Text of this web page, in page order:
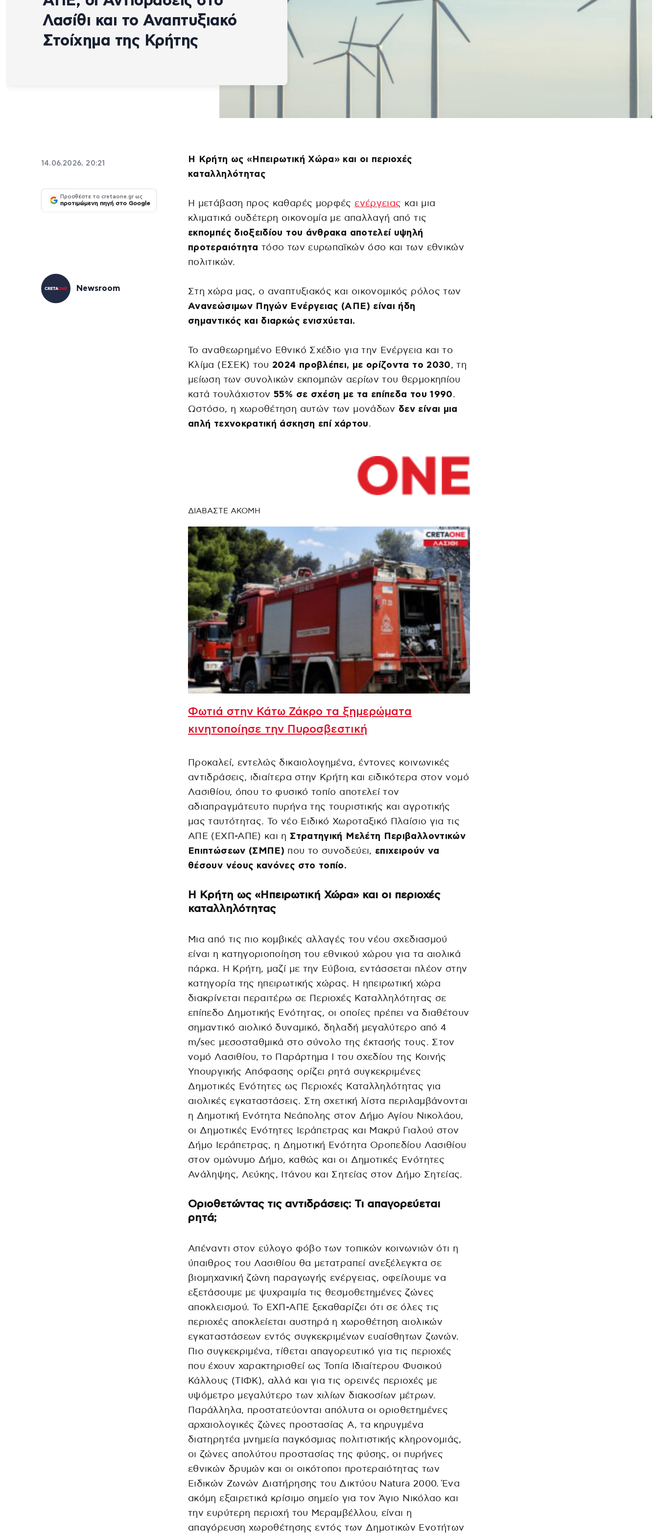
Λασίθι και το Αναπτυξιακό
Στοίχημα της Κρήτης
14.06.2026, 20:21
Προσθέστε το cretaone.gr ως
προτιμώμενη πηγή στο Google
Newsroom
Η Κρήτη ως «Ηπειρωτική Χώρα» και οι περιοχές
καταλληλότητας
Η μετάβαση προς καθαρές μορφές ενέργειας και μια
κλιματικά ουδέτερη οικονομία με απαλλαγή από τις
εκπομπές διοξειδίου του άνθρακα αποτελεί υψηλή
προτεραιότητα τόσο των ευρωπαϊκών όσο και των εθνικών
πολιτικών.
Στη χώρα μας, ο αναπτυξιακός και οικονομικός ρόλος των
Ανανεώσιμων Πηγών Ενέργειας (ΑΠΕ) είναι ήδη
σημαντικός και διαρκώς ενισχύεται.
Το αναθεωρημένο Εθνικό Σχέδιο για την Ενέργεια και το
Κλίμα (ΕΣΕΚ) του 2024 προβλέπει, με ορίζοντα το 2030, τη
μείωση των συνολικών εκπομπών αερίων του θερμοκηπίου
κατά τουλάχιστον55% σε σχέση με τα επίπεδα του 1990.
Ωστόσο, η χωροθέτηση αυτών των μονάδων δεν είναι μια
απλή τεχνοκρατική άσκηση επί χάρτου.
ΔΙΑΒΑΣΤΕ ΑΚΟΜΗ
Φωτιά στην Κάτω Ζάκρο τα ξημερώματα
κινητοποίησε την Πυροσβεστική
Προκαλεί, εντελώς δικαιολογημένα, έντονες κοινωνικές
αντιδράσεις, ιδιαίτερα στην Κρήτη και ειδικότερα στον νομό
Λασιθίου, όπου το φυσικό τοπίο αποτελεί τον
αδιαπραγμάτευτο πυρήνα της τουριστικής και αγροτικής
μας ταυτότητας. Το νέο Ειδικό Χωροταξικό Πλαίσιο για τις
ΑΠΕ (ΕΧΠ-ΑΠΕ) και η Στρατηγική Μελέτη Περιβαλλοντικών
Επιπτώσεων (ΣΜΠΕ) που το συνοδεύει, επιχειρούν να
θέσουν νέους κανόνες στο τοπίο.
Η Κρήτη ως «Ηπειρωτική Χώρα» και οι περιοχές
καταλληλότητας
Μια από τις πιο κομβικές αλλαγές του νέου σχεδιασμού
είναι η κατηγοριοποίηση του εθνικού χώρου για τα αιολικά
πάρκα. Η Κρήτη, μαζί με την Εύβοια, εντάσσεται πλέον στην
κατηγορία της ηπειρωτικής χώρας. Η ηπειρωτική χώρα
διακρίνεται περαιτέρω σε Περιοχές Καταλληλότητας σε
επίπεδο Δημοτικής Ενότητας, οι οποίες πρέπει να διαθέτουν
σημαντικό αιολικό δυναμικό, δηλαδή μεγαλύτερο από 4
m/sec μεσοσταθμικά στο σύνολο της έκτασής τους. Στον
νομό Λασιθίου, το Παράρτημα Ι του σχεδίου της Κοινής
Υπουργικής Απόφασης ορίζει ρητά συγκεκριμένες
Δημοτικές Ενότητες ως Περιοχές Καταλληλότητας για
αιολικές εγκαταστάσεις. Στη σχετική λίστα περιλαμβάνονται
η Δημοτική Ενότητα Νεάπολης στον Δήμο Αγίου Νικολάου,
οι Δημοτικές Ενότητες Ιεράπετρας και Μακρύ Γιαλού στον
Δήμο Ιεράπετρας, η Δημοτική Ενότητα Οροπεδίου Λασιθίου
στον ομώνυμο Δήμο, καθώς και οι Δημοτικές Ενότητες
Ανάληψης, Λεύκης, Ιτάνου και Σητείας στον Δήμο Σητείας.
Οριοθετώντας τις αντιδράσεις: Τι απαγορεύεται
ρητά;
Απέναντι στον εύλογο φόβο των τοπικών κοινωνιών ότι η
ύπαιθρος του Λασιθίου θα μετατραπεί ανεξέλεγκτα σε
βιομηχανική ζώνη παραγωγής ενέργειας, οφείλουμε να
εξετάσουμε με ψυχραιμία τις θεσμοθετημένες ζώνες
αποκλεισμού. Το ΕΧΠ-ΑΠΕ ξεκαθαρίζει ότι σε όλες τις
περιοχές αποκλείεται αυστηρά η χωροθέτηση αιολικών
εγκαταστάσεων εντός συγκεκριμένων ευαίσθητων ζωνών.
Πιο συγκεκριμένα, τίθεται απαγορευτικό για τις περιοχές
που έχουν χαρακτηρισθεί ως Τοπία Ιδιαίτερου Φυσικού
Κάλλους (ΤΙΦΚ), αλλά και για τις ορεινές περιοχές με
υψόμετρο μεγαλύτερο των χιλίων διακοσίων μέτρων.
Παράλληλα, προστατεύονται απόλυτα οι οριοθετημένες
αρχαιολογικές ζώνες προστασίας Α, τα κηρυγμένα
διατηρητέα μνημεία παγκόσμιας πολιτιστικής κληρονομιάς,
οι ζώνες απολύτου προστασίας της φύσης, οι πυρήνες
εθνικών δρυμών και οι οικότοποι προτεραιότητας των
Ειδικών Ζωνών Διατήρησης του Δικτύου Natura 2000. Ένα
ακόμη εξαιρετικά κρίσιμο σημείο για τον Άγιο Νικόλαο και
την ευρύτερη περιοχή του Μεραμβέλλου, είναι η
απαγόρευση χωροθέτησης εντός των Δημοτικών Ενοτήτων